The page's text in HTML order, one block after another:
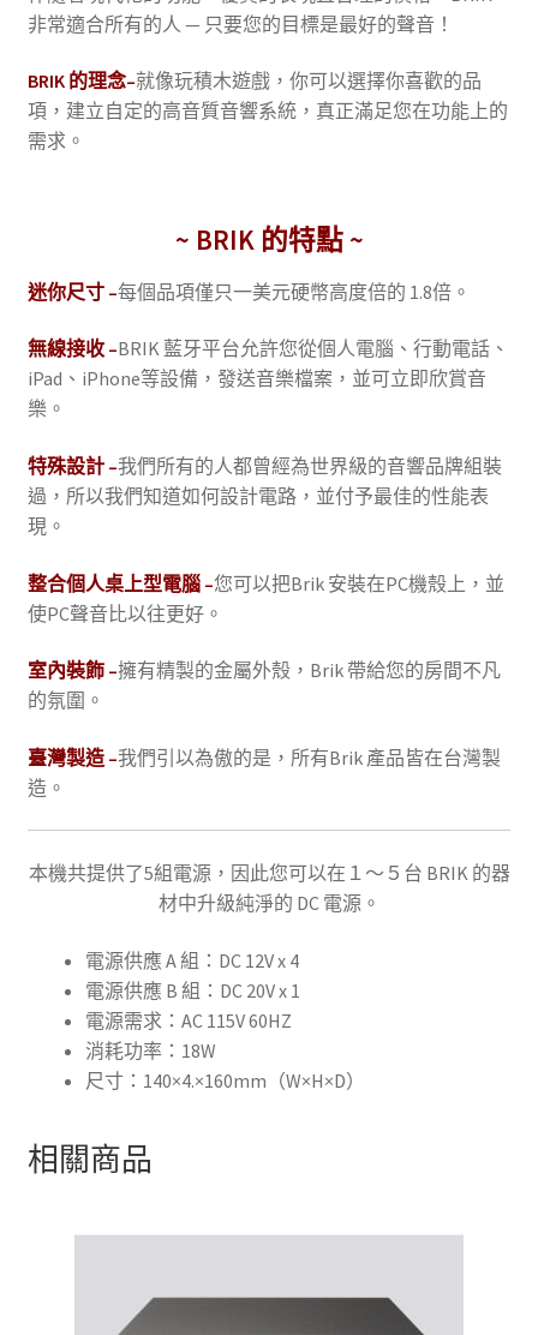
非常適合所有的人 — 只要您的目標是最好的聲音！
BRIK 的理念–就像玩積木遊戲，你可以選擇你喜歡的品
項，建立自定的高音質音響系統，真正滿足您在功能上的
需求。
~ BRIK 的特點 ~
迷你尺寸 –每個品項僅只一美元硬幣高度倍的 1.8倍。
無線接收 –BRIK 藍牙平台允許您從個人電腦、行動電話、
iPad、iPhone等設備，發送音樂檔案，並可立即欣賞音
樂。
特殊設計 –我們所有的人都曾經為世界級的音響品牌組裝
過，所以我們知道如何設計電路，並付予最佳的性能表
現。
整合個人桌上型電腦 –您可以把Brik 安裝在PC機殼上，並
使PC聲音比以往更好。
室內裝飾 –擁有精製的金屬外殼，Brik 帶給您的房間不凡
的氛圍。
臺灣製造 –我們引以為傲的是，所有Brik 產品皆在台灣製
造。
本機共提供了5組電源，因此您可以在１～５台 BRIK 的器
材中升級純淨的 DC 電源。
電源供應 A 組：DC 12V x 4
電源供應 B 組：DC 20V x 1
電源需求：AC 115V 60HZ
消耗功率：18W
尺寸：140×4.×160mm（W×H×D）
相關商品